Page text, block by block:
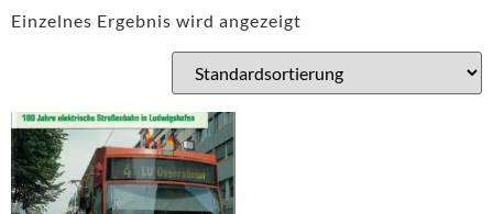
Einzelnes Ergebnis wird angezeigt